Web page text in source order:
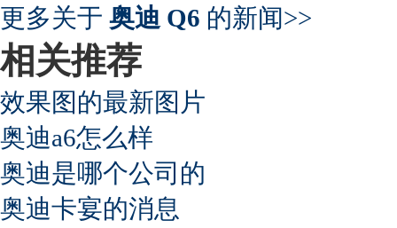
更多关于 奥迪 Q6 的新闻>>
相关推荐
效果图的最新图片
奥迪a6怎么样
奥迪是哪个公司的
奥迪卡宴的消息